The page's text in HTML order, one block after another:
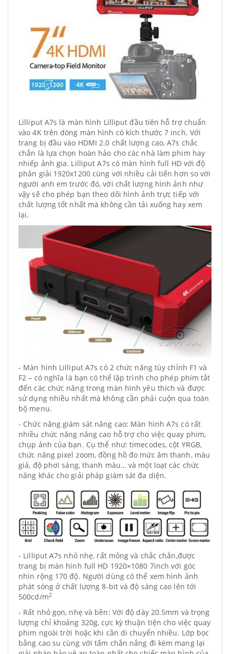
Lilliput A7s là màn hình Lilliput đầu tiên hỗ trợ chuẩn
vào 4K trên dòng màn hình có kích thước 7 inch. Với
trang bị đầu vào HDMI 2.0 chất lượng cao, A7s chắc
chắn là lựa chọn hoàn hảo cho các nhà làm phim hay
nhiếp ảnh gia. Lilliput A7s có màn hình full HD với độ
phân giải 1920x1200 cùng với nhiều cải tiến hơn so với
người anh em trước đó, với chất lượng hình ảnh như
vậy sẽ cho phép bạn theo dõi hình ảnh trực tiếp với
chất lượng tốt nhất mà không cần tải xuống hay xem
lại.
- Màn hình Lilliput A7s có 2 chức năng tùy chỉnh F1 và
F2 – có nghĩa là bạn có thể lập trình cho phép phím tắt
đến các chức năng trong màn hình yêu thích và được
sử dụng nhiều nhất mà không cần phải cuộn qua toàn
bộ menu.
- Chức năng giám sát nâng cao: Màn hình A7s có rất
nhiều chức năng nâng cao hỗ trợ cho việc quay phim,
chụp ảnh của bạn. Cụ thể như: timecodes, cột YRGB,
chức năng pixel zoom, đồng hồ đo mức âm thanh, màu
giả, độ phơi sáng, thanh màu… và một loạt các chức
năng khác cho giải pháp giám sát đa diện.
- Lilliput A7s nhỏ nhẹ, rất mỏng và chắc chắn,được
trang bị màn hình full HD 1920×1080 7inch với góc
nhìn rộng 170 độ. Người dùng có thể xem hình ảnh
phát sóng ở chất lượng 8-bitvà độ sáng cao lên tới
500cd/m2
- Rất nhỏ gọn, nhẹ và bền: Với độ dày 20.5mm và trọng
lượng chỉ khoảng 320g, cực kỳ thuận tiện cho việc quay
phim ngoài trời hoặc khi cần di chuyển nhiều. Lớp bọc
bằng cao su cùng với tấm chắn nắng đi kèm mang lại